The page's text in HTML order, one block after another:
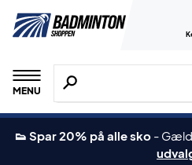
MENU
Søg efter produkter,
👟 Spar 20% på alle sko -